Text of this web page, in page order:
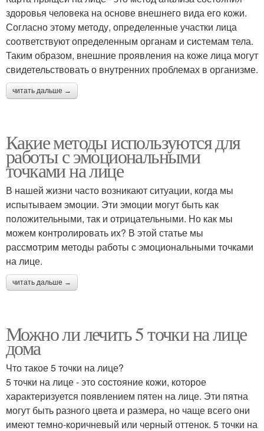
здоровья человека на основе внешнего вида его кожи.
Согласно этому методу, определенные участки лица
соответствуют определенным органам и системам тела.
Таким образом, внешние проявления на коже лица могут
свидетельствовать о внутренних проблемах в организме.
читать дальше →
Какие методы используются для
работы с эмоциональными
точками на лице
В нашей жизни часто возникают ситуации, когда мы
испытываем эмоции. Эти эмоции могут быть как
положительными, так и отрицательными. Но как мы
можем контролировать их? В этой статье мы
рассмотрим методы работы с эмоциональными точками
на лице.
читать дальше →
Можно ли лечить 5 точки на лице
дома
Что такое 5 точки на лице?
5 точки на лице - это состояние кожи, которое
характеризуется появлением пятен на лице. Эти пятна
могут быть разного цвета и размера, но чаще всего они
имеют темно-коричневый или черный оттенок. 5 точки на